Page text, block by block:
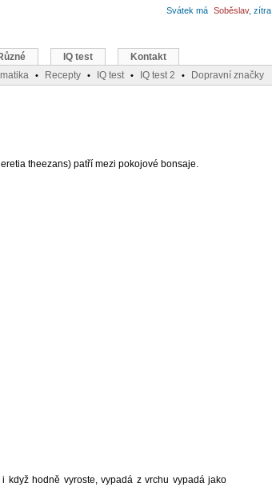
theezans) patří mezi pokojové bonsaje.
hodně vyroste, vypadá z vrchu vypadá jako
Svátek má Soběslav, zítra
IQ test
Kontakt
• Recepty • IQ test • IQ test 2 • Dopravní značky